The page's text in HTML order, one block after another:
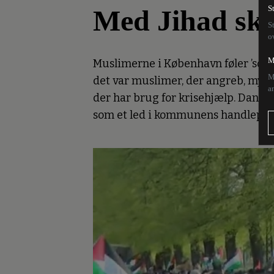
Med Jihad
Muslimerne i København føler
det var muslimer, der angreb,
der har brug for krisehjælp.
som et led i kommunens